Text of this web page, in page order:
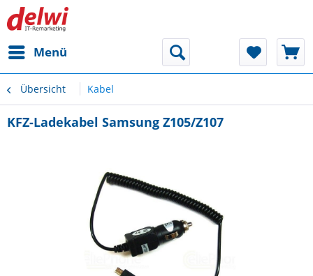
Menü
Übersicht Kabel
KFZ-Ladekabel Samsung Z105/Z107